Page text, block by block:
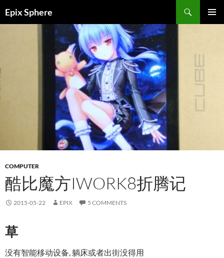
toEpix Sphere
COMPUTER
酷比魔方IWORK8折腾记
2015-05-22 EPIX 5 COMMENTS
草
没有智能移动设备, 躺床或者出街没得用